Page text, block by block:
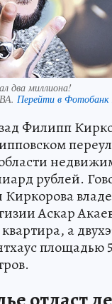
два миллиона!
Перейти в
Филипп
рублей.
Киркорова
Аскар
а
площадью